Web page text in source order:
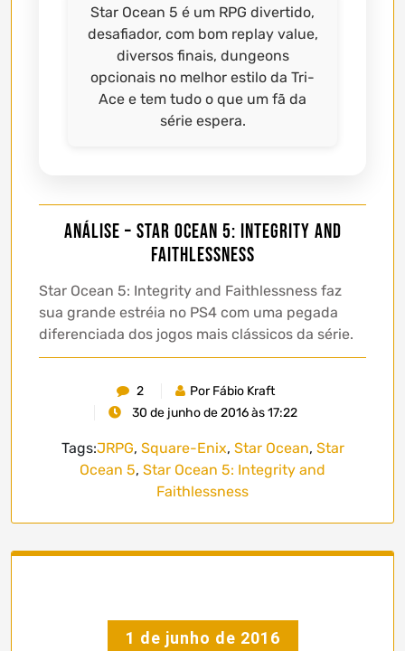
Star Ocean 5 é um RPG divertido,
desafiador, com bom replay value,
diversos finais, dungeons
opcionais no melhor estilo da Tri-
Ace e tem tudo o que um fã da
série espera.
Análise – Star Ocean 5: Integrity and
Faithlessness
Star Ocean 5: Integrity and Faithlessness faz
sua grande estréia no PS4 com uma pegada
diferenciada dos jogos mais clássicos da série.
2
Por Fábio Kraft
30 de junho de 2016 às 17:22
Tags:JRPG, Square-Enix, Star Ocean, Star
Ocean 5, Star Ocean 5: Integrity and
Faithlessness
1 de junho de 2016